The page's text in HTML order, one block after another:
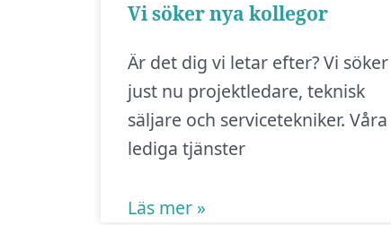
Vi söker nya kollegor
Är det dig vi letar efter? Vi söker
just nu projektledare, teknisk
säljare och servicetekniker. Våra
lediga tjänster
Läs mer »